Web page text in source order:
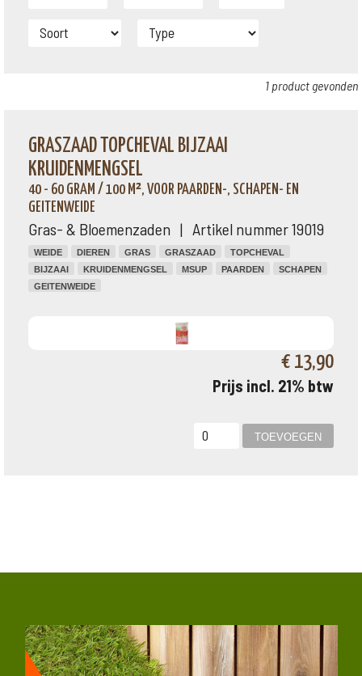
1 product gevonden
GRASZAAD TOPCHEVAL BIJZAAI
KRUIDENMENGSEL
40 - 60 GRAM / 100 M², VOOR PAARDEN-, SCHAPEN- EN
GEITENWEIDE
Gras- & Bloemenzaden | Artikel nummer 19019
WEIDE DIEREN GRAS GRASZAAD
TOPCHEVAL
BIJZAAI
KRUIDENMENGSEL MSUP PAARDEN
SCHAPEN
GEITENWEIDE
€ 13,90
Prijs incl. 21% btw